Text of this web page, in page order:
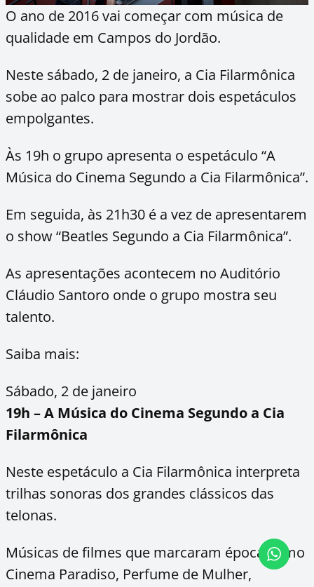
O ano de 2016 vai começar com música de
qualidade em Campos do Jordão.
Neste sábado, 2 de janeiro, a Cia Filarmônica
sobe ao palco para mostrar dois espetáculos
empolgantes.
Às 19h o grupo apresenta o espetáculo “A
Música do Cinema Segundo a Cia Filarmônica”.
Em seguida, às 21h30 é a vez de apresentarem
o show “Beatles Segundo a Cia Filarmônica”.
As apresentações acontecem no Auditório
Cláudio Santoro onde o grupo mostra seu
talento.
Saiba mais:
Sábado, 2 de janeiro
19h – A Música do Cinema Segundo a Cia
Filarmônica
Neste espetáculo a Cia Filarmônica interpreta
trilhas sonoras dos grandes clássicos das
telonas.
Músicas de filmes que marcaram época como
Cinema Paradiso, Perfume de Mulher,